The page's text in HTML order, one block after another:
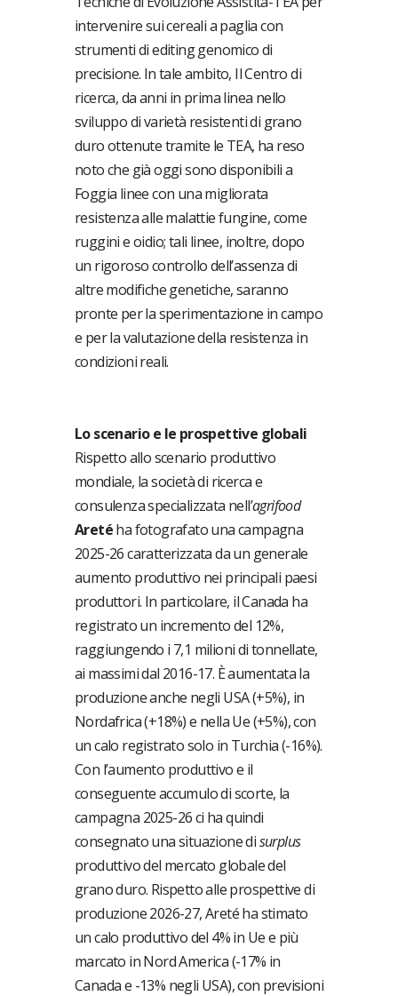
intervenire sui cereali a paglia con
strumenti di editing genomico di
precisione. In tale ambito, Il Centro di
ricerca, da anni in prima linea nello
sviluppo di varietà resistenti di grano
duro ottenute tramite le TEA, ha reso
noto che già oggi sono disponibili a
Foggia linee con una migliorata
resistenza alle malattie fungine, come
ruggini e oidio; tali linee, inoltre, dopo
un rigoroso controllo dell’assenza di
altre modifiche genetiche, saranno
pronte per la sperimentazione in campo
e per la valutazione della resistenza in
condizioni reali.
Lo scenario e le prospettive globali
Rispetto allo scenario produttivo
mondiale, la società di ricerca e
consulenza specializzata nell’agrifood
Aretéha fotografato una campagna
2025-26 caratterizzata da un generale
aumento produttivo nei principali paesi
produttori. In particolare, il Canada ha
registrato un incremento del 12%,
raggiungendo i 7,1 milioni di tonnellate,
ai massimi dal 2016-17. È aumentata la
produzione anche negli USA (+5%), in
Nordafrica (+18%) e nella Ue (+5%), con
un calo registrato solo in Turchia (-16%).
Con l’aumento produttivo e il
conseguente accumulo di scorte, la
campagna 2025-26 ci ha quindi
consegnato una situazione disurplus
produttivo del mercato globale del
grano duro. Rispetto alle prospettive di
produzione 2026-27, Areté ha stimato
un calo produttivo del 4% in Ue e più
marcato in Nord America (-17% in
Canada e -13% negli USA), con previsioni